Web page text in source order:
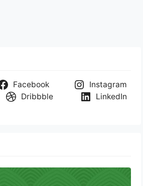
Facebook
Instagram
Dribbble LinkedIn